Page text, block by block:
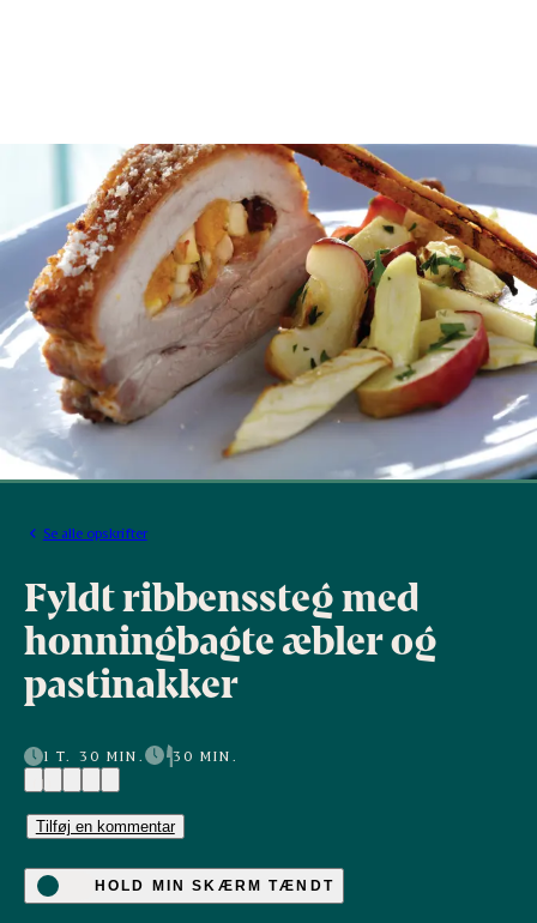
Se alle opskrifter
Fyldt ribbenssteg med
honningbagte æbler og
pastinakker
1 T. 30 MIN.
30 MIN.
(1)
Tilføj en kommentar
HOLD MIN SKÆRM TÆNDT